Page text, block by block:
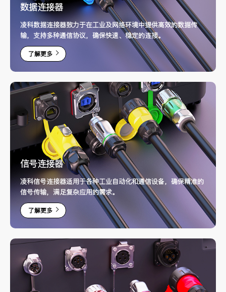
数据连接器
凌科数据连接器致力于在工业及网络环境中提供高效的数据传
输，支持多种通信协议，确保快速、稳定的连接。
了解更多
信号连接器
凌科信号连接器适用于各种工业自动化和通信设备，确保精准的
信号传输，满足复杂应用的需求。
了解更多